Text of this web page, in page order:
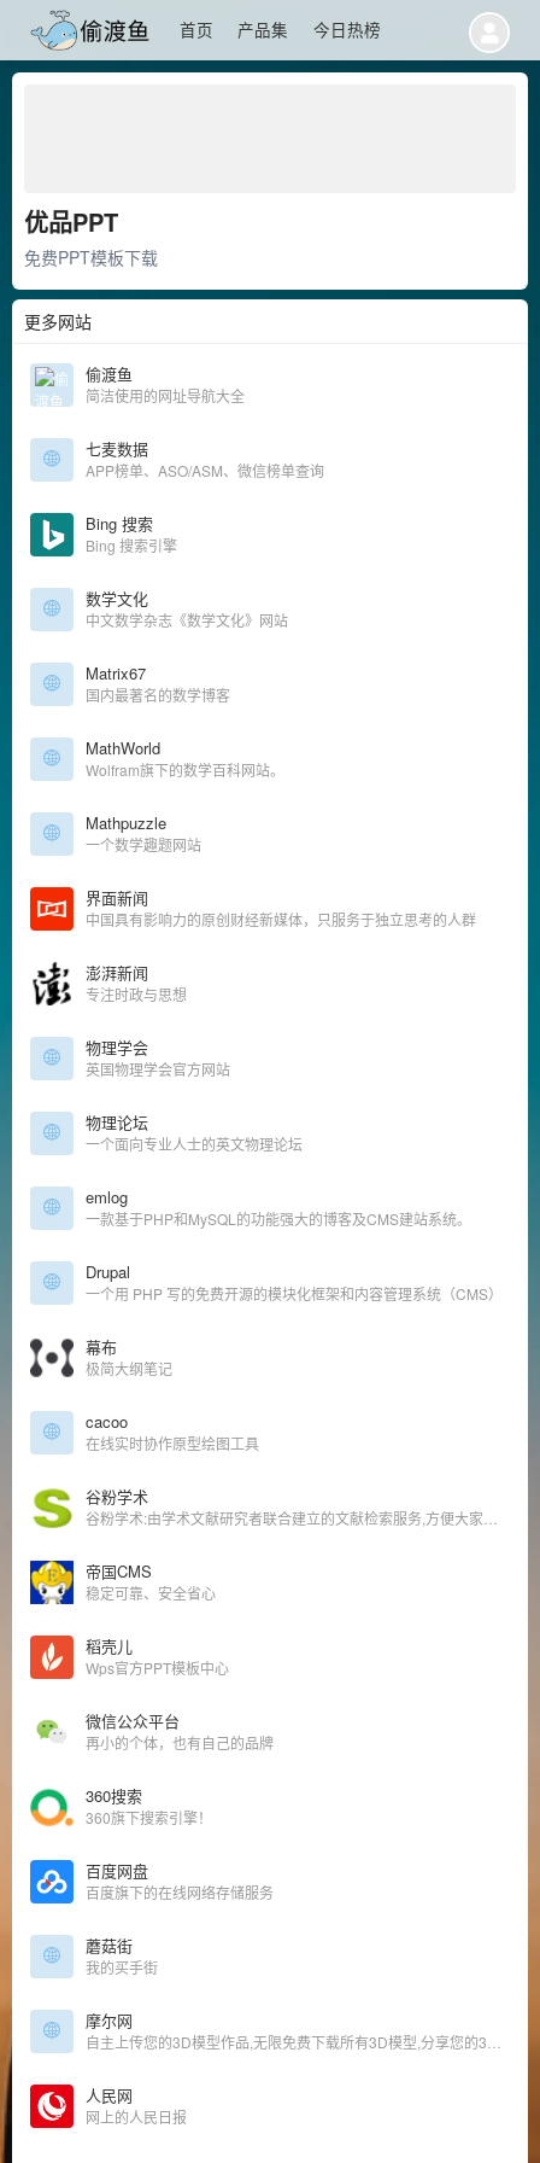
首页 产品集 今日热榜
优品PPT
免费PPT模板下载
更多网站
偷渡鱼
简洁使用的网址导航大全
七麦数据
APP榜单、ASO/ASM、微信榜单查询
Bing 搜索
Bing 搜索引擎
数学文化
中文数学杂志《数学文化》网站
Matrix67
国内最著名的数学博客
MathWorld
Wolfram旗下的数学百科网站。
Mathpuzzle
一个数学趣题网站
界面新闻
中国具有影响力的原创财经新媒体，只服务于独立思考的人群
澎湃新闻
专注时政与思想
物理学会
英国物理学会官方网站
物理论坛
一个面向专业人士的英文物理论坛
emlog
一款基于PHP和MySQL的功能强大的博客及CMS建站系统。
Drupal
一个用 PHP 写的免费开源的模块化框架和内容管理系统（CMS）
幕布
极简大纲笔记
cacoo
在线实时协作原型绘图工具
谷粉学术
帝国CMS
稳定可靠、安全省心
稻壳儿
Wps官方PPT模板中心
微信公众平台
再小的个体，也有自己的品牌
360搜索
360旗下搜索引擎！
百度网盘
百度旗下的在线网络存储服务
蘑菇街
我的买手街
摩尔网
人民网
网上的人民日报